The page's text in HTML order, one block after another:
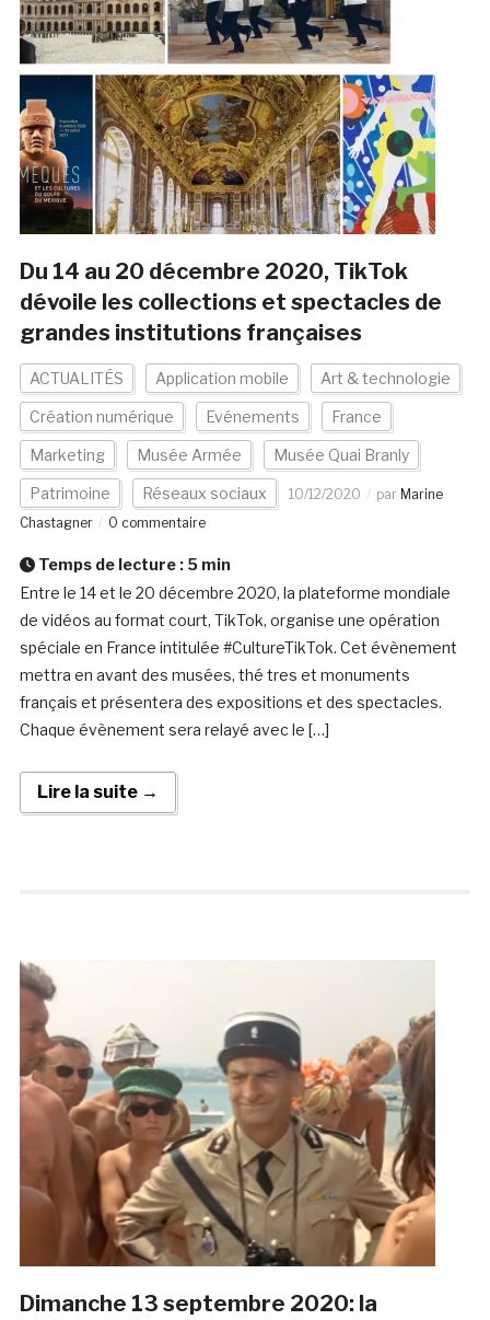
Du 14 au 20 décembre 2020, TikTok
dévoile les collections et spectacles de
grandes institutions françaises
ACTUALITÉS Application mobile Art & technologie
Création numérique Evénements France
Marketing Musée Armée Musée Quai Branly
Patrimoine Réseaux sociaux 10/12/2020 par Marine
Chastagner
0 commentaire
Temps de lecture : 5 min
Entre le 14 et le 20 décembre 2020, la plateforme mondiale
de vidéos au format court, TikTok, organise une opération
spéciale en France intitulée #CultureTikTok. Cet évènement
mettra en avant des musées, thé tres et monuments
français et présentera des expositions et des spectacles.
Chaque évènement sera relayé avec le […]
Lire la suite →
Dimanche 13 septembre 2020: la